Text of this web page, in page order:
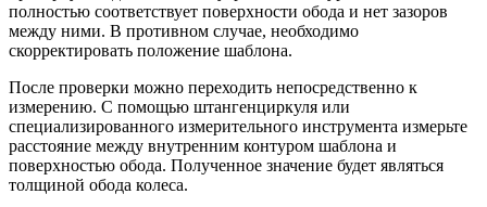
полностью соответствует поверхности обода и нет зазоров
между ними. В противном случае, необходимо
скорректировать положение шаблона.
После проверки можно переходить непосредственно к
измерению. С помощью штангенциркуля или
специализированного измерительного инструмента измерьте
расстояние между внутренним контуром шаблона и
поверхностью обода. Полученное значение будет являться
толщиной обода колеса.